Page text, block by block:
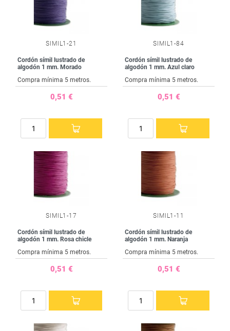
SIMIL1-21
Cordón símil lustrado de
algodón 1 mm. Morado
Compra mínima 5 metros.
0,51 €
SIMIL1-84
Cordón símil lustrado de
algodón 1 mm. Azul claro
Compra mínima 5 metros.
0,51 €
SIMIL1-17
Cordón símil lustrado de
algodón 1 mm. Rosa chicle
Compra mínima 5 metros.
0,51 €
SIMIL1-11
Cordón símil lustrado de
algodón 1 mm. Naranja
Compra mínima 5 metros.
0,51 €